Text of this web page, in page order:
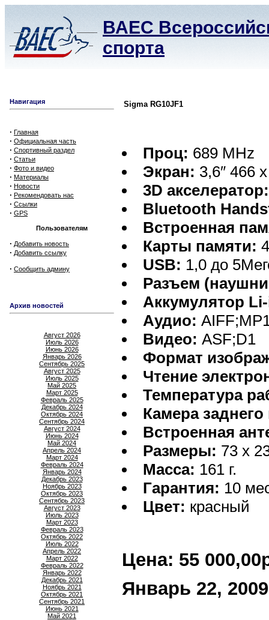
ВАЕС
спорта
Навигация
· Главная
· Официальная часть
· Спортивный раздел
· Статьи
· Фото и видео
· Материалы
· Новости
· Рекомендовать нас
· Ссылки
· GPS
Пользователям
· Добавить новость
· Добавить ссылку
· Сообщить админу
Архив новостей
Август 2026
Июль 2026
Июнь 2026
Январь 2026
Сентябрь 2025
Август 2025
Июль 2025
Май 2025
Март 2025
Февраль 2025
Декабрь 2024
Октябрь 2024
Сентябрь 2024
Август 2024
Июнь 2024
Май 2024
Апрель 2024
Март 2024
Февраль 2024
Январь 2024
Декабрь 2023
Ноябрь 2023
Октябрь 2023
Сентябрь 2023
Август 2023
Июль 2023
Март 2023
Февраль 2023
Октябрь 2022
Июль 2022
Апрель 2022
Март 2022
Февраль 2022
Январь 2022
Декабрь 2021
Ноябрь 2021
Октябрь 2021
Сентябрь 2021
Июнь 2021
Май 2021
Sigma RG10JF1
Проц: 689 MHz
Экран: 3,6″ 466
3D акселератор:
Bluetooth
Встроенная
Карты памяти:
USB: 1,0 до
Разъем
Аккумулятор
Аудио:
Видео: ASF;D1
Формат
Чтение
Температура
Камера
Встроенная
Размеры: 73 x
Масса: 161 г.
Гарантия: 10
Цвет: красный
Цена: 55
Январь 22, 2009